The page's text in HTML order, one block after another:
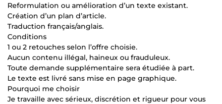
Reformulation ou amélioration d’un texte existant.
Création d’un plan d’article.
Traduction français/anglais.
Conditions
1 ou 2 retouches selon l’offre choisie.
Aucun contenu illégal, haineux ou frauduleux.
Toute demande supplémentaire sera étudiée à part.
Le texte est livré sans mise en page graphique.
Pourquoi me choisir
Je travaille avec sérieux, discrétion et rigueur pour vous